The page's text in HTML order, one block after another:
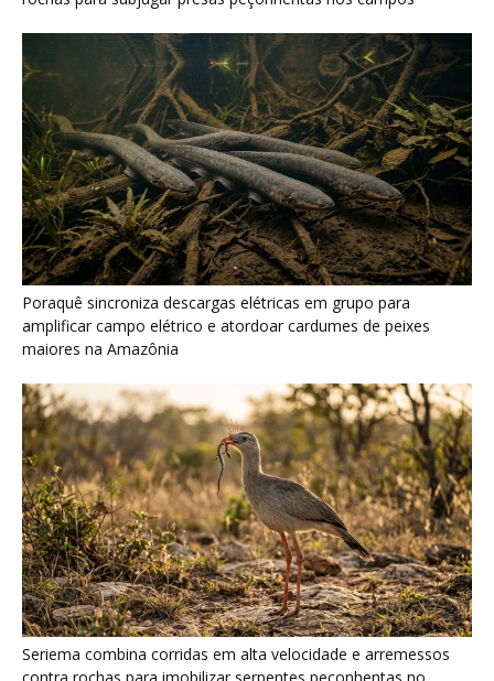
Seriema combina corridas em alta velocidade e arremessos
contra rochas para imobilizar serpentes peçonhentas no
cerrado
Serpente escavadora brasileira Tametara mirim reescreve a
evolução dos répteis